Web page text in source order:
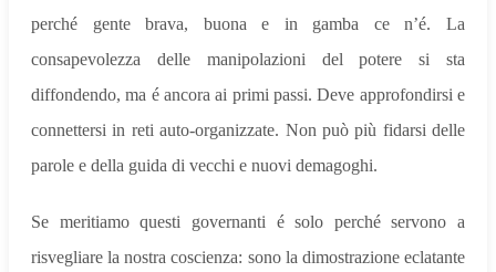
perché gente brava, buona e in gamba ce n’é. La
consapevolezza delle manipolazioni del potere si sta
diffondendo, ma é ancora ai primi passi. Deve approfondirsi e
connettersi in reti auto-organizzate. Non può più fidarsi delle
parole e della guida di vecchi e nuovi demagoghi.
Se meritiamo questi governanti é solo perché servono a
risvegliare la nostra coscienza: sono la dimostrazione eclatante